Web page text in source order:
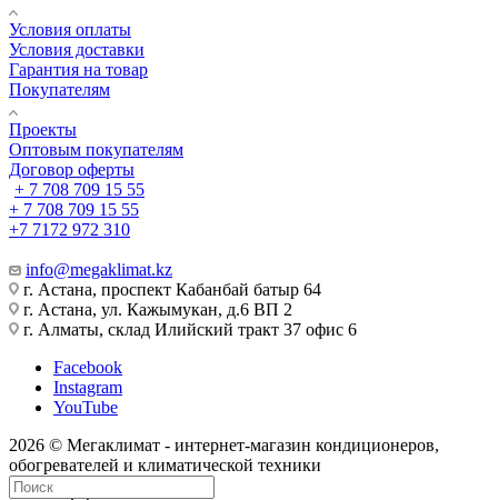
Условия оплаты
Условия доставки
Гарантия на товар
Покупателям
Проекты
Оптовым покупателям
Договор оферты
+ 7 708 709 15 55
+ 7 708 709 15 55
+7 7172 972 310
info@megaklimat.kz
г. Астана, проспект Кабанбай батыр 64
г. Астана, ул. Кажымукан, д.6 ВП 2
г. Алматы, склад Илийский тракт 37 офис 6
Facebook
Instagram
YouTube
2026 © Мегаклимат - интернет-магазин кондиционеров,
обогревателей и климатической техники